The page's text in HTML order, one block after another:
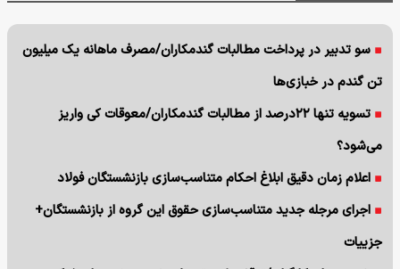
سو تدبیر در پرداخت مطالبات گندمکاران/مصرف ماهانه یک میلیون
تن گندم در خبازی‌ها
تسویه تنها ۲۲درصد از مطالبات گندمکاران/معوقات کی واریز
می‌شود؟
اعلام زمان دقیق ابلاغ احکام متناسب‌سازی بازنشستگان فولاد
اجرای مرجله جدید متناسب‌سازی حقوق این گروه از بازنشستگان+
جزییات